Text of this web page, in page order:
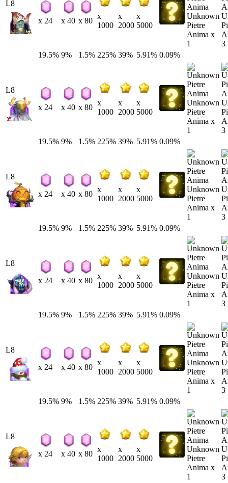
L8
x 24 x 40 x 80
x
1000
x
2000
x
5000
Unknown
Pietre
Anima x
1
3
19.5% 9% 1.5% 225% 39% 5.91% 0.09%
L8
x 24 x 40 x 80
x
1000
x
2000
x
5000
Unknown
Pietre
Anima x
1
3
19.5% 9% 1.5% 225% 39% 5.91% 0.09%
L8
x 24 x 40 x 80
x
1000
x
2000
x
5000
Unknown
Pietre
Anima x
1
3
19.5% 9% 1.5% 225% 39% 5.91% 0.09%
L8
x 24 x 40 x 80
x
1000
x
2000
x
5000
Unknown
Pietre
Anima x
1
3
19.5% 9% 1.5% 225% 39% 5.91% 0.09%
L8
x 24 x 40 x 80
x
1000
x
2000
x
5000
Unknown
Pietre
Anima x
1
3
19.5% 9% 1.5% 225% 39% 5.91% 0.09%
L8
x 24 x 40 x 80
x
1000
x
2000
x
5000
Unknown
Pietre
Anima x
1
3